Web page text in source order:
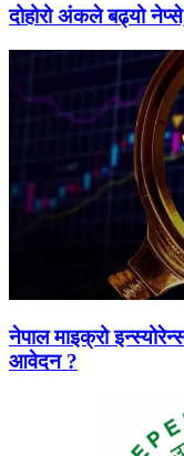
दोहोरो अंकले बढ्यो
नेपाल माइक्रो
आवेदन ?